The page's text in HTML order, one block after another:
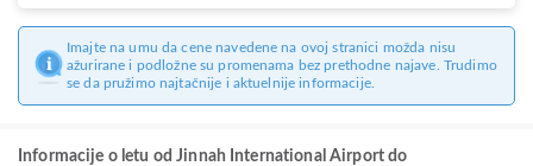
Imajte na umu da cene navedene na ovoj stranici možda nisu
ažurirane i podložne su promenama bez prethodne najave. Trudimo
se da pružimo najtačnije i aktuelnije informacije.
Informacije o letu od Jinnah International Airport do